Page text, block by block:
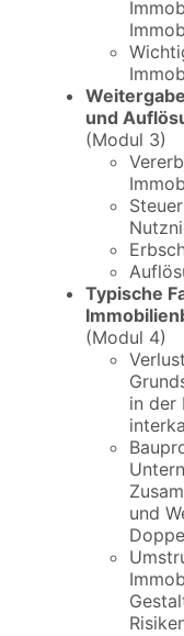
und
(Modul 3)
Typische
(Modul 4)
in der
und